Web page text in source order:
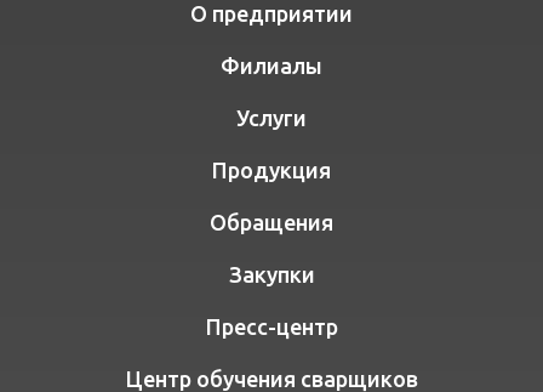
О предприятии
Филиалы
Услуги
Продукция
Обращения
Закупки
Пресс-центр
Центр обучения сварщиков